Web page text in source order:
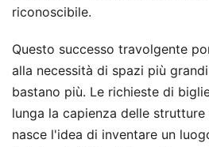
riconoscibile.
Questo successo travolgente
alla necessità di spazi più
bastano più. Le richieste di
lunga la capienza delle
nasce l'idea di inventare un